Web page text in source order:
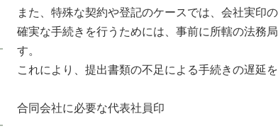
また、特殊な契約や登記のケースでは、会社実印
確実な手続きを行うためには、事前に所轄の法務
す。
これにより、提出書類の不足による手続きの遅延
合同会社に必要な代表社員印